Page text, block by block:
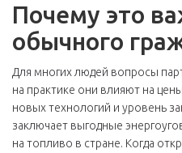
Почему это
обычного
Для многих людей вопросы
на практике они влияют на
новых технологий и уровень
заключает выгодные
на топливо в стране. Когда